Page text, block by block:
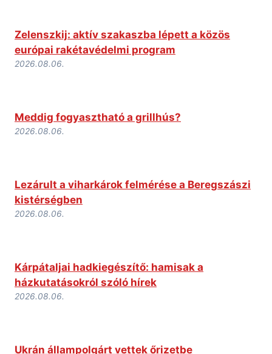
Zelenszkij: aktív szakaszba lépett a közös
európai rakétavédelmi program
2026.08.06.
Meddig fogyasztható a grillhús?
2026.08.06.
Lezárult a viharkárok felmérése a Beregszászi
kistérségben
2026.08.06.
Kárpátaljai hadkiegészítő: hamisak a
házkutatásokról szóló hírek
2026.08.06.
Ukrán állampolgárt vettek őrizetbe